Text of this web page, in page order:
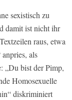
sexistisch zu
damit ist nicht ihr
raus, etwa
als
„Du bist der Pimp,
Homosexuelle
diskriminiert